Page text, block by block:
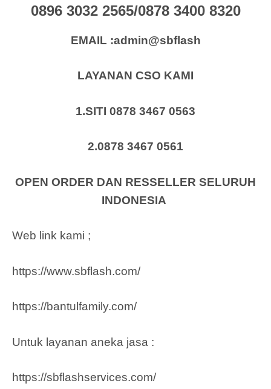
0896 3032 2565/0878 3400 8320
EMAIL :admin@sbflash
LAYANAN CSO KAMI
1.SITI 0878 3467 0563
2.0878 3467 0561
OPEN ORDER DAN RESSELLER SELURUH
INDONESIA
Web link kami ;
https://www.sbflash.com/
https://bantulfamily.com/
Untuk layanan aneka jasa :
https://sbflashservices.com/